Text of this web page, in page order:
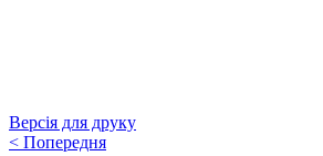
Версія для друку
< Попередня